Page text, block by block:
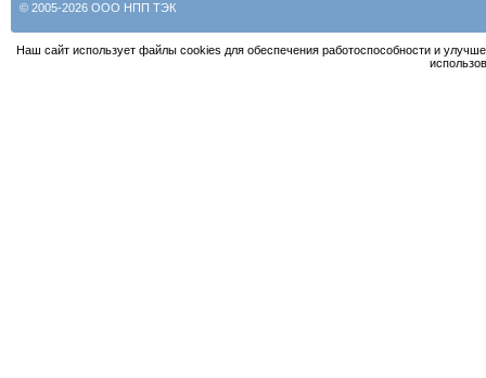
© 2005-2026 ООО НПП ТЭК
Наш сайт использует файлы cookies для обеспечения работоспособности и